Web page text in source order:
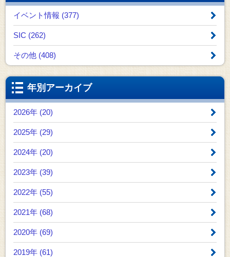
イベント情報 (377)
SIC (262)
その他 (408)
年別アーカイブ
2026年 (20)
2025年 (29)
2024年 (20)
2023年 (39)
2022年 (55)
2021年 (68)
2020年 (69)
2019年 (61)